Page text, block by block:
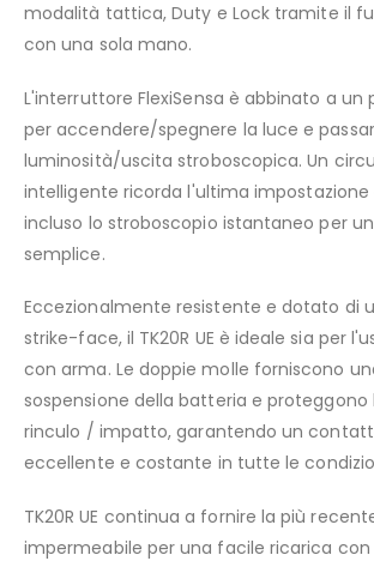
modalità tattica, Duty e Lock tramite il
con una sola mano.
L'interruttore FlexiSensa è abbinato a
per accendere/spegnere la luce e
luminosità/uscita stroboscopica. Un
intelligente ricorda l'ultima impostazione
incluso lo stroboscopio istantaneo per
semplice.
Eccezionalmente resistente e dotato di
strike-face, il TK20R UE è ideale sia per
con arma. Le doppie molle forniscono
sospensione della batteria e
rinculo / impatto, garantendo un
eccellente e costante in tutte le
TK20R UE continua a fornire la più
impermeabile per una facile ricarica con